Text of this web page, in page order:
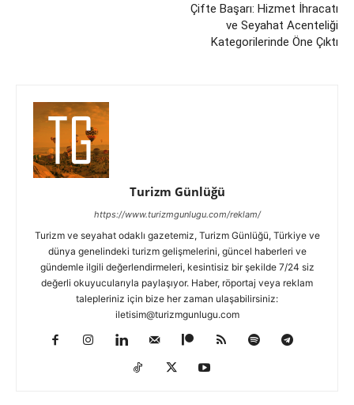
Çifte Başarı: Hizmet İhracatı
ve Seyahat Acenteliği
Kategorilerinde Öne Çıktı
Turizm Günlüğü
https://www.turizmgunlugu.com/reklam/
Turizm ve seyahat odaklı gazetemiz, Turizm Günlüğü, Türkiye ve
dünya genelindeki turizm gelişmelerini, güncel haberleri ve
gündemle ilgili değerlendirmeleri, kesintisiz bir şekilde 7/24 siz
değerli okuyucularıyla paylaşıyor. Haber, röportaj veya reklam
talepleriniz için bize her zaman ulaşabilirsiniz:
iletisim@turizmgunlugu.com